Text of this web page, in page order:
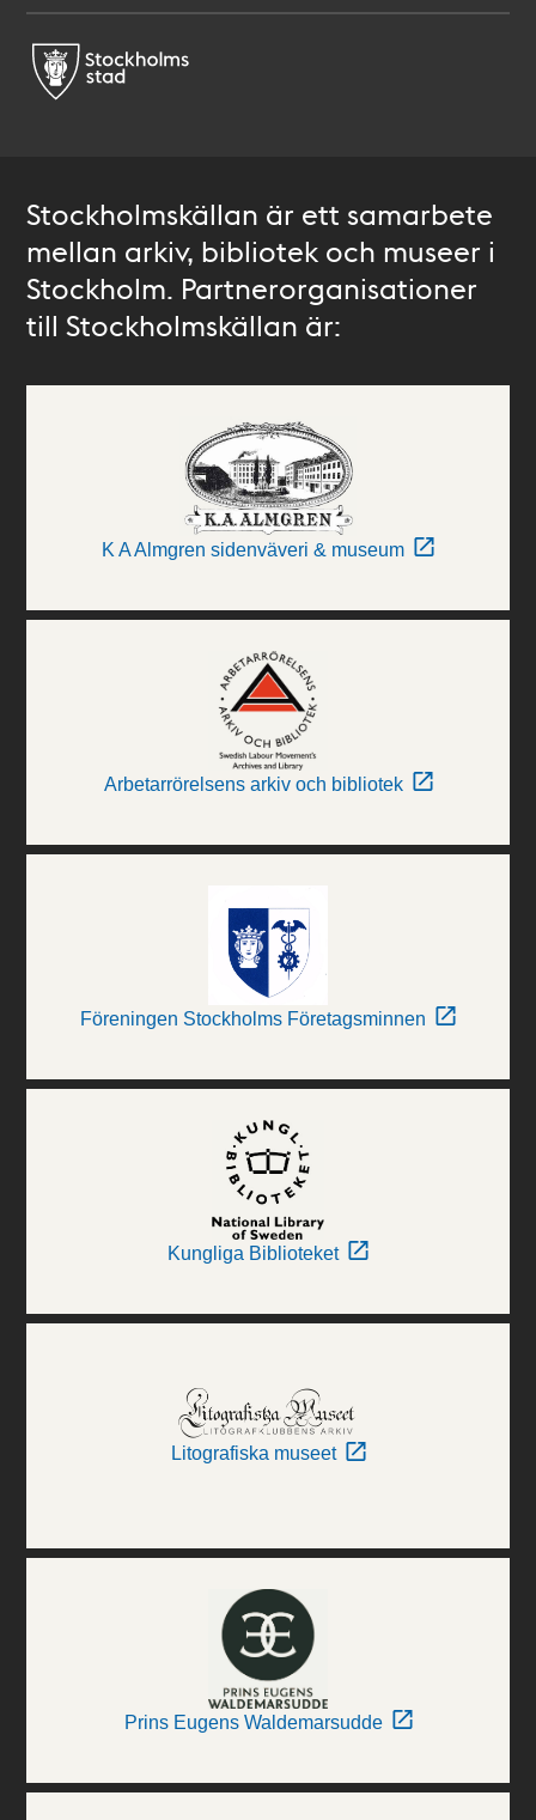
Stockholmskällan är ett samarbete
mellan arkiv, bibliotek och museer i
Stockholm. Partnerorganisationer
till Stockholmskällan är:
K A Almgren sidenväveri & museum
Arbetarrörelsens arkiv och bibliotek
Föreningen Stockholms Företagsminnen
Kungliga Biblioteket
Litografiska museet
Prins Eugens Waldemarsudde